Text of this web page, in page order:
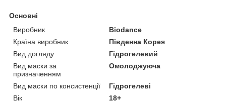
Основні
Виробник
Biodance
Країна виробник
Південна Корея
Вид догляду
Гідрогелевий
Вид маски за
призначенням
Омолоджуюча
Вид маски по консистенції
Гідрогелеві
Вік
18+